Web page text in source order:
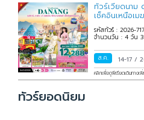
ทัวร์เวียดนาม
เช็คอินเหนือเ
รหัสทัวร์ : 2026-
จำนวนวัน : 4 วัน
ส.ค. 14-17/
คลิกเพื่อดูพีเรียดเดินทางเพิ่
ทัวร์ยอดนิยม